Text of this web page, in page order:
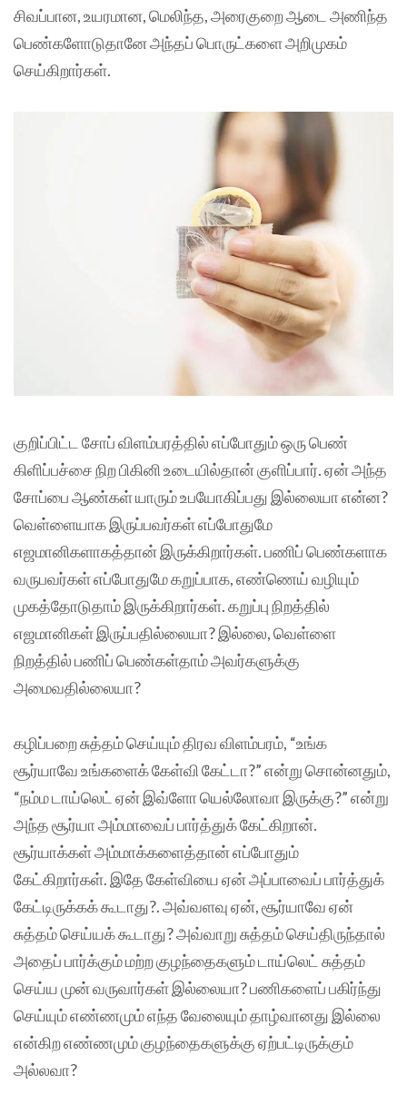
சிவப்பான, உயரமான, மெலிந்த, அரைகுறை ஆடை அணிந்த
பெண்களோடுதானே அந்தப் பொருட்களை அறிமுகம்
செய்கிறார்கள்.
குறிப்பிட்ட சோப் விளம்பரத்தில் எப்போதும் ஒரு பெண்
கிளிப்பச்சை நிற பிகினி உடையில்தான் குளிப்பார். ஏன் அந்த
சோப்பை ஆண்கள் யாரும் உபயோகிப்பது இல்லையா என்ன?
வெள்ளையாக இருப்பவர்கள் எப்போதுமே
எஜமானிகளாகத்தான் இருக்கிறார்கள். பணிப் பெண்களாக
வருபவர்கள் எப்போதுமே கறுப்பாக, எண்ணெய் வழியும்
முகத்தோடுதாம் இருக்கிறார்கள். கறுப்பு நிறத்தில்
எஜமானிகள் இருப்பதில்லையா? இல்லை, வெள்ளை
நிறத்தில் பணிப் பெண்கள்தாம் அவர்களுக்கு
அமைவதில்லையா?
கழிப்பறை சுத்தம் செய்யும் திரவ விளம்பரம், “உங்க
சூர்யாவே உங்களைக் கேள்வி கேட்டா?” என்று சொன்னதும்,
“நம்ம டாய்லெட் ஏன் இவ்ளோ யெல்லோவா இருக்கு?” என்று
அந்த சூர்யா அம்மாவைப் பார்த்துக் கேட்கிறான்.
சூர்யாக்கள் அம்மாக்களைத்தான் எப்போதும்
கேட்கிறார்கள். இதே கேள்வியை ஏன் அப்பாவைப் பார்த்துக்
கேட்டிருக்கக் கூடாது?. அவ்வளவு ஏன், சூர்யாவே ஏன்
சுத்தம் செய்யக் கூடாது? அவ்வாறு சுத்தம் செய்திருந்தால்
அதைப் பார்க்கும் மற்ற குழந்தைகளும் டாய்லெட் சுத்தம்
செய்ய முன் வருவார்கள் இல்லையா? பணிகளைப் பகிர்ந்து
செய்யும் எண்ணமும் எந்த வேலையும் தாழ்வானது இல்லை
என்கிற எண்ணமும் குழந்தைகளுக்கு ஏற்பட்டிருக்கும்
அல்லவா?